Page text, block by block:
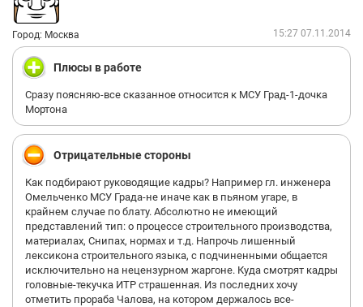
Город: Москва 15:27 07.11.2014
Плюсы в работе
Сразу поясняю-все сказанное относится к МСУ Град-1-дочка
Мортона
Отрицательные стороны
Как подбирают руководящие кадры? Например гл. инженера
Омельченко МСУ Града-не иначе как в пьяном угаре, в
крайнем случае по блату. Абсолютно не имеющий
представлений тип: о процессе строительного производства,
материалах, Снипах, нормах и т.д. Напрочь лишенный
лексикона строительного языка, с подчиненными общается
исключительно на нецензурном жаргоне. Куда смотрят кадры
головные-текучка ИТР страшенная. Из последних хочу
отметить прораба Чалова, на котором держалось все-